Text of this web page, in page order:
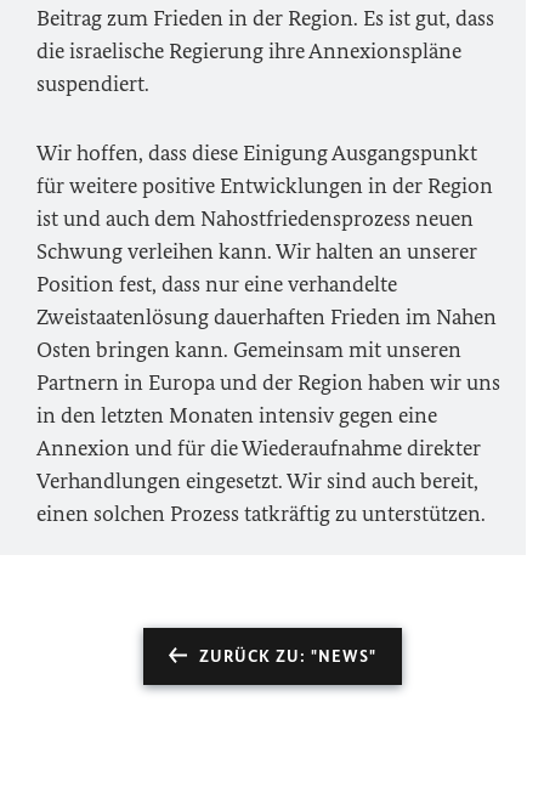
Beitrag zum Frieden in der Region. Es ist gut, dass
die israelische Regierung ihre Annexionspläne
suspendiert.
Wir hoffen, dass diese Einigung Ausgangspunkt
für weitere positive Entwicklungen in der Region
ist und auch dem Nahostfriedensprozess neuen
Schwung verleihen kann. Wir halten an unserer
Position fest, dass nur eine verhandelte
Zweistaatenlösung dauerhaften Frieden im Nahen
Osten bringen kann. Gemeinsam mit unseren
Partnern in Europa und der Region haben wir uns
in den letzten Monaten intensiv gegen eine
Annexion und für die Wiederaufnahme direkter
Verhandlungen eingesetzt. Wir sind auch bereit,
einen solchen Prozess tatkräftig zu unterstützen.
ZURÜCK ZU: "NEWS"